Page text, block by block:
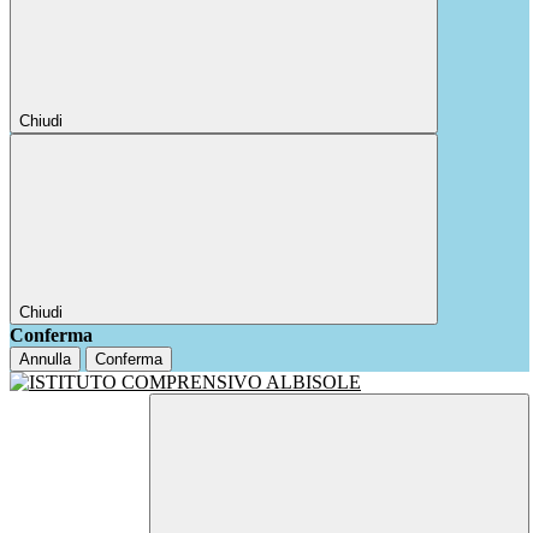
Chiudi
Chiudi
Conferma
Annulla Conferma